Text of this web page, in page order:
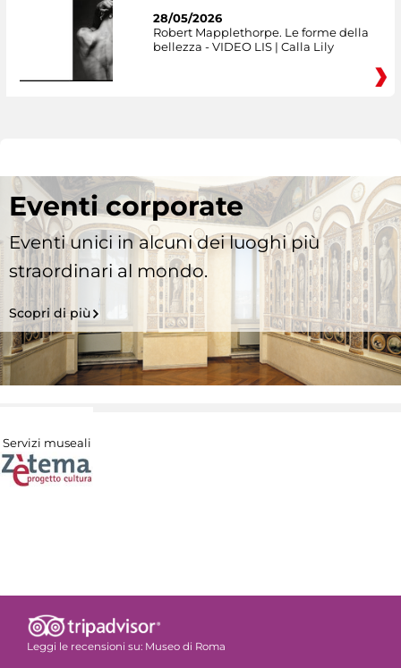
28/05/2026
Robert Mapplethorpe. Le forme della
bellezza - VIDEO LIS | Calla Lily
Eventi corporate
Eventi unici in alcuni dei luoghi più
straordinari al mondo.
Scopri di più
Servizi museali
Leggi le recensioni su: Museo di Roma